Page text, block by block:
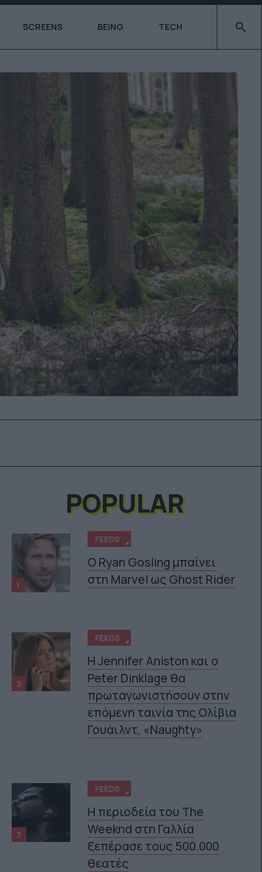
SCREENS BEING TECH Type
POPULAR
1
FEEDS
Ο Ryan Gosling μπαίνει
στη Marvel ως Ghost Rider
2
FEEDS
Η Jennifer Aniston και ο
Peter Dinklage θα
πρωταγωνιστήσουν στην
επόμενη ταινία της Ολίβια
Γουάιλντ, «Naughty»
3
FEEDS
Η περιοδεία του The
Weeknd στη Γαλλία
ξεπέρασε τους 500.000
θεατές